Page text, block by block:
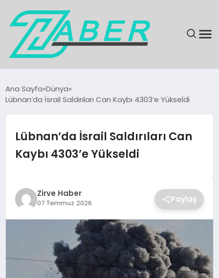
EKONOMI
MAGAZIN
KÜLTÜR & SANAT
SPOR
Ana Sayfa Dünya
Lübnan’da İsrail Saldırıları Can Kaybı 4303’e Yükseldi
Lübnan’da İsrail Saldırıları Can
Kaybı 4303’e Yükseldi
Zirve Haber
07 Temmuz 2026 Paylaş